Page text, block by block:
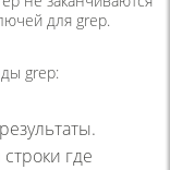
для grep.
grep:
где